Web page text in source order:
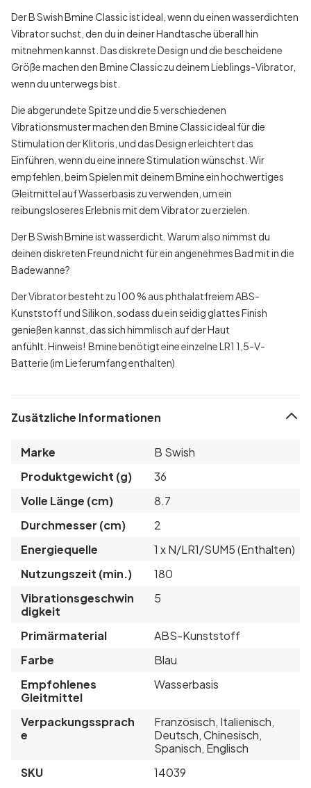
Der B Swish Bmine Classic ist ideal, wenn du einen wasserdichten
Vibrator suchst, den du in deiner Handtasche überall hin
mitnehmen kannst. Das diskrete Design und die bescheidene
Größe machen den Bmine Classic zu deinem Lieblings-Vibrator,
wenn du unterwegs bist.
Die abgerundete Spitze und die 5 verschiedenen
Vibrationsmuster machen den Bmine Classic ideal für die
Stimulation der Klitoris, und das Design erleichtert das
Einführen, wenn du eine innere Stimulation wünschst. Wir
empfehlen, beim Spielen mit deinem Bmine ein hochwertiges
Gleitmittel auf Wasserbasis zu verwenden, um ein
reibungsloseres Erlebnis mit dem Vibrator zu erzielen.
Der B Swish Bmine ist wasserdicht. Warum also nimmst du
deinen diskreten Freund nicht für ein angenehmes Bad mit in die
Badewanne?
Der Vibrator besteht zu 100 % aus phthalatfreiem ABS-
Kunststoff und Silikon, sodass du ein seidig glattes Finish
genießen kannst, das sich himmlisch auf der Haut
anfühlt. Hinweis! Bmine benötigt eine einzelne LR1 1,5-V-
Batterie (im Lieferumfang enthalten)
Zusätzliche Informationen
Marke
B Swish
Produktgewicht (g)
36
Volle Länge (cm)
8.7
Durchmesser (cm)
2
Energiequelle
1 x N/LR1/SUM5 (Enthalten)
Nutzungszeit (min.)
180
Vibrationsgeschwin
digkeit
5
Primärmaterial
ABS-Kunststoff
Farbe
Blau
Empfohlenes
Gleitmittel
Wasserbasis
Verpackungssprach
e
Französisch, Italienisch,
Deutsch, Chinesisch,
Spanisch, Englisch
SKU
14039